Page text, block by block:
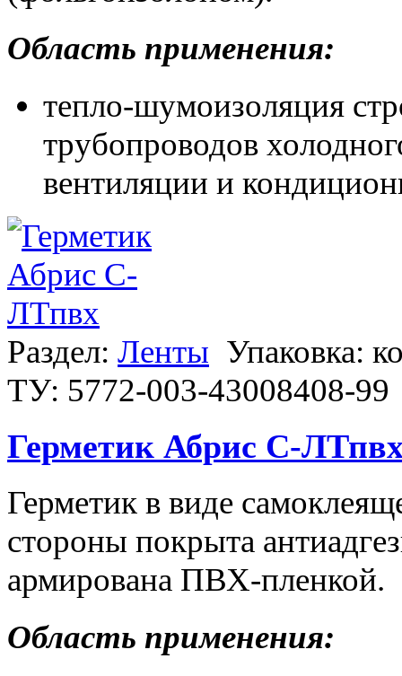
Область применения:
тепло-шумоизоляция
трубопроводов
вентиляции и
Раздел: Ленты Упаковка:
ТУ: 5772-003-43008408-99
Герметик Абрис С-
Герметик в виде
стороны покрыта
армирована ПВХ-пленкой.
Область применения: